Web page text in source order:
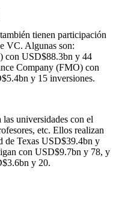
tienen participación
VC. Algunas son:
con USD$88.3bn y 44
Company (FMO) con
y 15 inversiones.
universidades con el
etc. Ellos realizan
de Texas USD$39.4bn y
con USD$9.7bn y 78, y
y 20.